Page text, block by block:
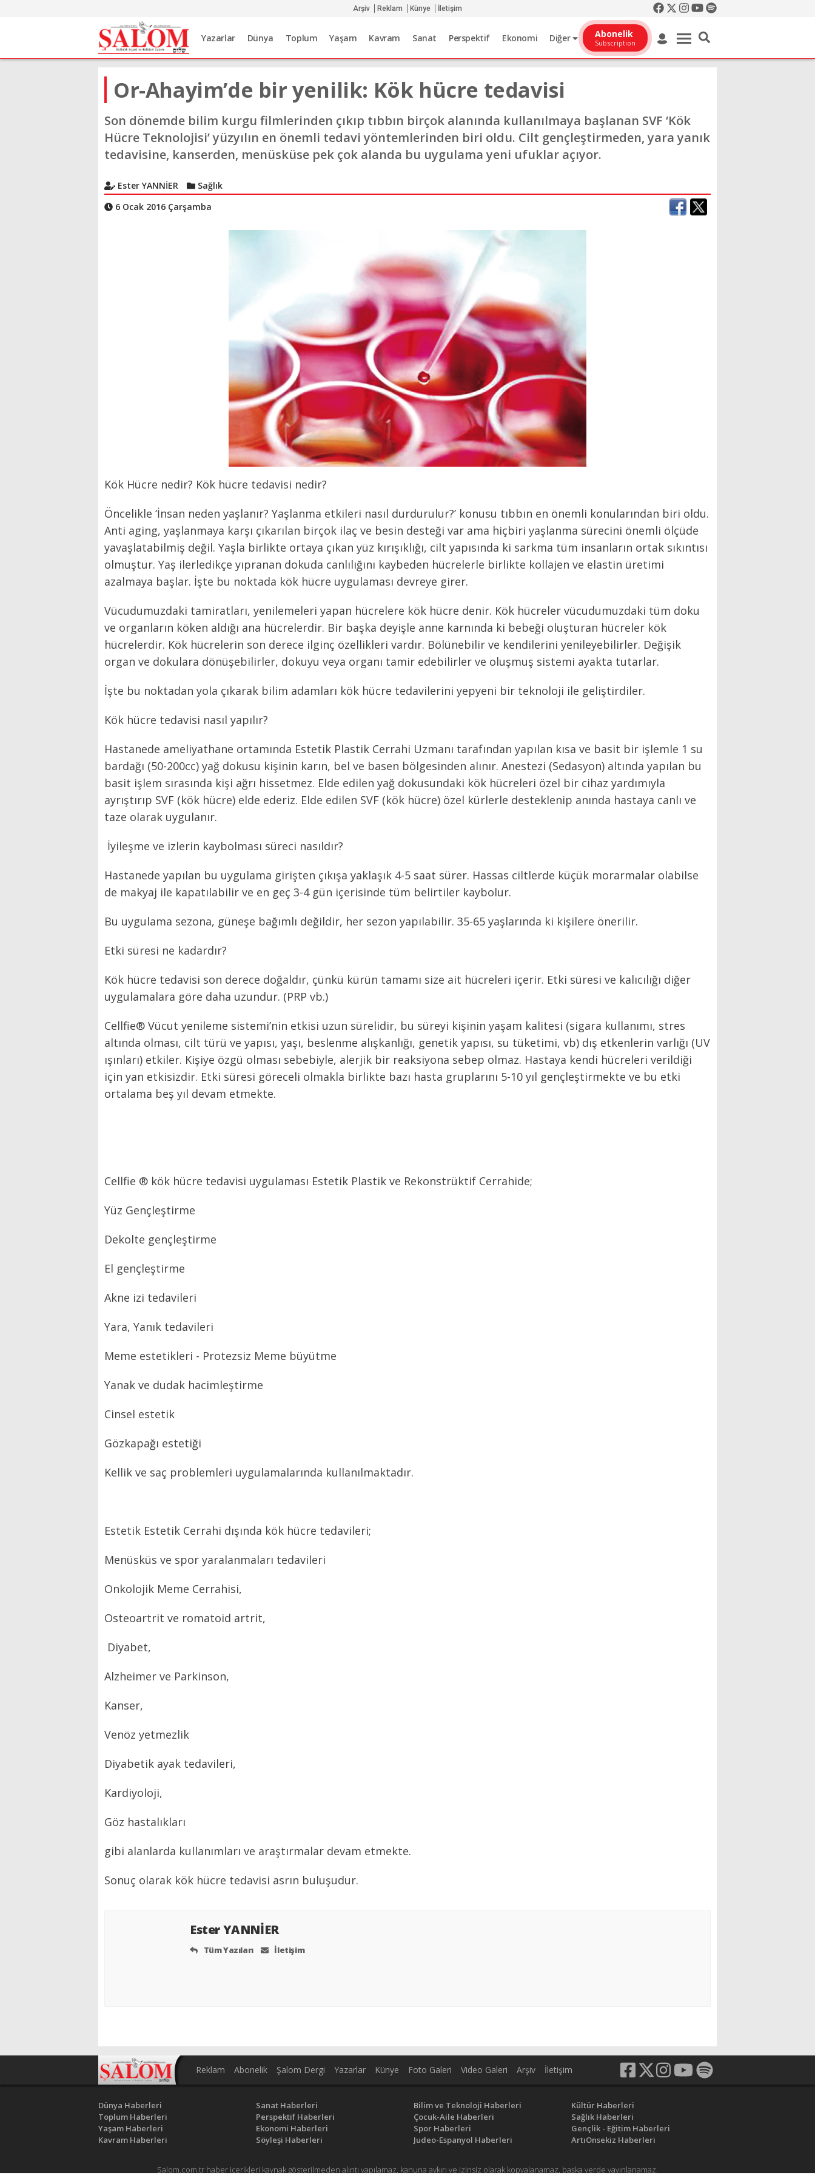
Arşiv Reklam Künye İletişim
Yazarlar Dünya Toplum Yaşam Kavram Sanat Perspektif Ekonomi Diğer Abonelik
Subscription
Or-Ahayim’de bir yenilik: Kök hücre tedavisi
Son dönemde bilim kurgu filmlerinden çıkıp tıbbın birçok alanında kullanılmaya başlanan SVF ‘Kök
Hücre Teknolojisi’ yüzyılın en önemli tedavi yöntemlerinden biri oldu. Cilt gençleştirmeden, yara yanık
tedavisine, kanserden, menüsküse pek çok alanda bu uygulama yeni ufuklar açıyor.
Ester YANNİER
Sağlık
6 Ocak 2016 Çarşamba
Kök Hücre nedir? Kök hücre tedavisi nedir?
Öncelikle ‘İnsan neden yaşlanır? Yaşlanma etkileri nasıl durdurulur?’ konusu tıbbın en önemli konularından biri oldu.
Anti aging, yaşlanmaya karşı çıkarılan birçok ilaç ve besin desteği var ama hiçbiri yaşlanma sürecini önemli ölçüde
yavaşlatabilmiş değil. Yaşla birlikte ortaya çıkan yüz kırışıklığı, cilt yapısında ki sarkma tüm insanların ortak sıkıntısı
olmuştur. Yaş ilerledikçe yıpranan dokuda canlılığını kaybeden hücrelerle birlikte kollajen ve elastin üretimi
azalmaya başlar. İşte bu noktada kök hücre uygulaması devreye girer.
Vücudumuzdaki tamiratları, yenilemeleri yapan hücrelere kök hücre denir. Kök hücreler vücudumuzdaki tüm doku
ve organların köken aldığı ana hücrelerdir. Bir başka deyişle anne karnında ki bebeği oluşturan hücreler kök
hücrelerdir. Kök hücrelerin son derece ilginç özellikleri vardır. Bölünebilir ve kendilerini yenileyebilirler. Değişik
organ ve dokulara dönüşebilirler, dokuyu veya organı tamir edebilirler ve oluşmuş sistemi ayakta tutarlar.
İşte bu noktadan yola çıkarak bilim adamları kök hücre tedavilerini yepyeni bir teknoloji ile geliştirdiler.
Kök hücre tedavisi nasıl yapılır?
Hastanede ameliyathane ortamında Estetik Plastik Cerrahi Uzmanı tarafından yapılan kısa ve basit bir işlemle 1 su
bardağı (50-200cc) yağ dokusu kişinin karın, bel ve basen bölgesinden alınır. Anestezi (Sedasyon) altında yapılan bu
basit işlem sırasında kişi ağrı hissetmez. Elde edilen yağ dokusundaki kök hücreleri özel bir cihaz yardımıyla
ayrıştırıp SVF (kök hücre) elde ederiz. Elde edilen SVF (kök hücre) özel kürlerle desteklenip anında hastaya canlı ve
taze olarak uygulanır.
İyileşme ve izlerin kaybolması süreci nasıldır?
Hastanede yapılan bu uygulama girişten çıkışa yaklaşık 4-5 saat sürer. Hassas ciltlerde küçük morarmalar olabilse
de makyaj ile kapatılabilir ve en geç 3-4 gün içerisinde tüm belirtiler kaybolur.
Bu uygulama sezona, güneşe bağımlı değildir, her sezon yapılabilir. 35-65 yaşlarında ki kişilere önerilir.
Etki süresi ne kadardır?
Kök hücre tedavisi son derece doğaldır, çünkü kürün tamamı size ait hücreleri içerir. Etki süresi ve kalıcılığı diğer
uygulamalara göre daha uzundur. (PRP vb.)
Cellfie® Vücut yenileme sistemi’nin etkisi uzun sürelidir, bu süreyi kişinin yaşam kalitesi (sigara kullanımı, stres
altında olması, cilt türü ve yapısı, yaşı, beslenme alışkanlığı, genetik yapısı, su tüketimi, vb) dış etkenlerin varlığı (UV
ışınları) etkiler. Kişiye özgü olması sebebiyle, alerjik bir reaksiyona sebep olmaz. Hastaya kendi hücreleri verildiği
için yan etkisizdir. Etki süresi göreceli olmakla birlikte bazı hasta gruplarını 5-10 yıl gençleştirmekte ve bu etki
ortalama beş yıl devam etmekte.
Cellfie ® kök hücre tedavisi uygulaması Estetik Plastik ve Rekonstrüktif Cerrahide;
Yüz Gençleştirme
Dekolte gençleştirme
El gençleştirme
Akne izi tedavileri
Yara, Yanık tedavileri
Meme estetikleri - Protezsiz Meme büyütme
Yanak ve dudak hacimleştirme
Cinsel estetik
Gözkapağı estetiği
Kellik ve saç problemleri uygulamalarında kullanılmaktadır.
Estetik Estetik Cerrahi dışında kök hücre tedavileri;
Menüsküs ve spor yaralanmaları tedavileri
Onkolojik Meme Cerrahisi,
Osteoartrit ve romatoid artrit,
Diyabet,
Alzheimer ve Parkinson,
Kanser,
Venöz yetmezlik
Diyabetik ayak tedavileri,
Kardiyoloji,
Göz hastalıkları
gibi alanlarda kullanımları ve araştırmalar devam etmekte.
Sonuç olarak kök hücre tedavisi asrın buluşudur.
Ester YANNİER
Tüm Yazıları İletişim
Reklam Abonelik Şalom Dergi Yazarlar Künye Foto Galeri Video Galeri Arşiv İletişim
Dünya Haberleri
Toplum Haberleri
Yaşam Haberleri
Kavram Haberleri
Sanat Haberleri
Perspektif Haberleri
Ekonomi Haberleri
Söyleşi Haberleri
Bilim ve Teknoloji Haberleri
Çocuk-Aile Haberleri
Spor Haberleri
Judeo-Espanyol Haberleri
Kültür Haberleri
Sağlık Haberleri
Gençlik - Eğitim Haberleri
ArtıOnsekiz Haberleri
Salom.com.tr haber içerikleri kaynak gösterilmeden alıntı yapılamaz, kanuna aykırı ve izinsiz olarak kopyalanamaz, başka yerde yayınlanamaz.